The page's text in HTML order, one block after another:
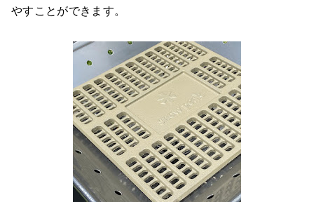
やすことができます。